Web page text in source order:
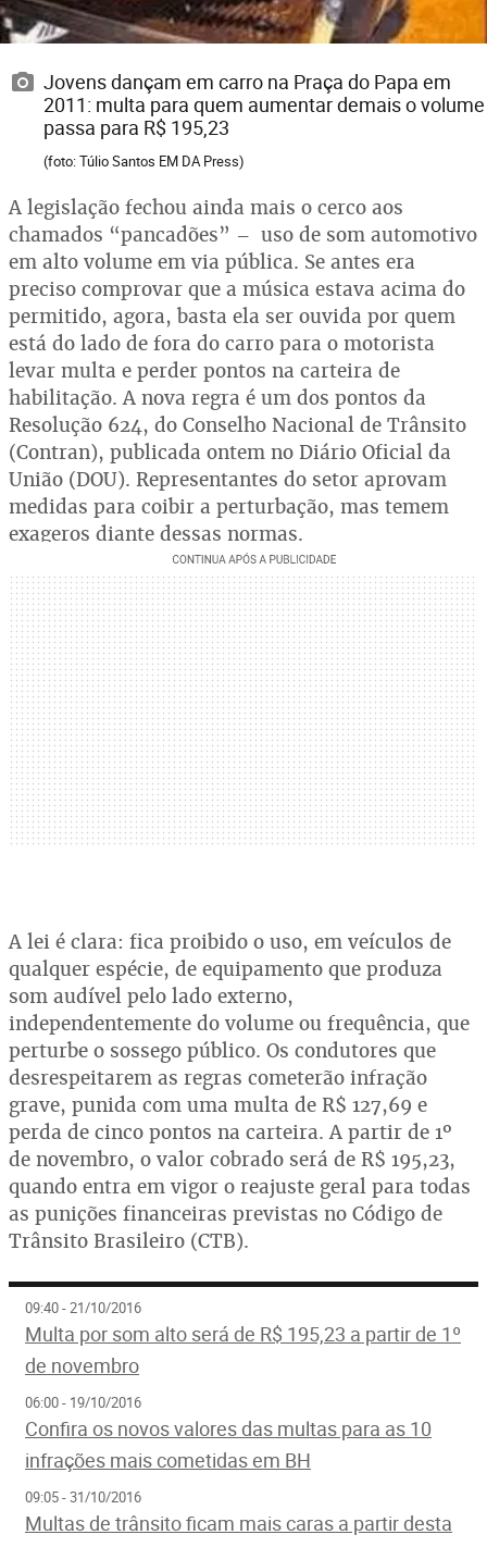
Jovens dançam em carro na Praça do Papa em
2011: multa para quem aumentar demais o volume
passa para R$ 195,23
(foto: Túlio Santos EM DA Press)
A legislação fechou ainda mais o cerco aos
chamados “pancadões” – uso de som automotivo
em alto volume em via pública. Se antes era
preciso comprovar que a música estava acima do
permitido, agora, basta ela ser ouvida por quem
está do lado de fora do carro para o motorista
levar multa e perder pontos na carteira de
habilitação. A nova regra é um dos pontos da
Resolução 624, do Conselho Nacional de Trânsito
(Contran), publicada ontem no Diário Oficial da
União (DOU). Representantes do setor aprovam
medidas para coibir a perturbação, mas temem
exageros diante dessas normas.
A lei é clara: fica proibido o uso, em veículos de
qualquer espécie, de equipamento que produza
som audível pelo lado externo,
independentemente do volume ou frequência, que
perturbe o sossego público. Os condutores que
desrespeitarem as regras cometerão infração
grave, punida com uma multa de R$ 127,69 e
perda de cinco pontos na carteira. A partir de 1º
de novembro, o valor cobrado será de R$ 195,23,
quando entra em vigor o reajuste geral para todas
as punições financeiras previstas no Código de
Trânsito Brasileiro (CTB).
09:40 - 21/10/2016
Multa por som alto será de R$ 195,23 a partir de 1º
de novembro
06:00 - 19/10/2016
Confira os novos valores das multas para as 10
infrações mais cometidas em BH
09:05 - 31/10/2016
Multas de trânsito ficam mais caras a partir desta